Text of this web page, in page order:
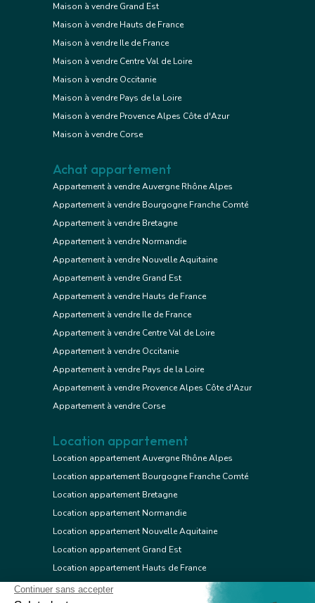
Maison à vendre Grand Est
Maison à vendre Hauts de France
Maison à vendre Ile de France
Maison à vendre Centre Val de Loire
Maison à vendre Occitanie
Maison à vendre Pays de la Loire
Maison à vendre Provence Alpes Côte d'Azur
Maison à vendre Corse
Achat appartement
Appartement à vendre Auvergne Rhône Alpes
Appartement à vendre Bourgogne Franche Comté
Appartement à vendre Bretagne
Appartement à vendre Normandie
Appartement à vendre Nouvelle Aquitaine
Appartement à vendre Grand Est
Appartement à vendre Hauts de France
Appartement à vendre Ile de France
Appartement à vendre Centre Val de Loire
Appartement à vendre Occitanie
Appartement à vendre Pays de la Loire
Appartement à vendre Provence Alpes Côte d'Azur
Appartement à vendre Corse
Location appartement
Location appartement Auvergne Rhône Alpes
Location appartement Bourgogne Franche Comté
Location appartement Bretagne
Location appartement Normandie
Location appartement Nouvelle Aquitaine
Location appartement Grand Est
Location appartement Hauts de France
Location appartement Ile de France